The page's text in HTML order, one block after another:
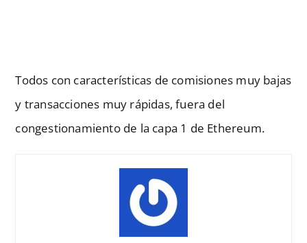
Todos con características de comisiones muy bajas
y transacciones muy rápidas, fuera del
congestionamiento de la capa 1 de Ethereum.